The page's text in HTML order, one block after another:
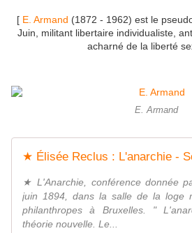
[ E. Armand (1872 - 1962) est le
Juin, militant libertaire individualiste,
acharné de la liberté
E. Armand
★ Élisée Reclus : L'anarchie -
★ L'Anarchie, conférence donnée
juin 1894, dans la salle de la loge
philanthropes à Bruxelles. "
théorie nouvelle. Le...